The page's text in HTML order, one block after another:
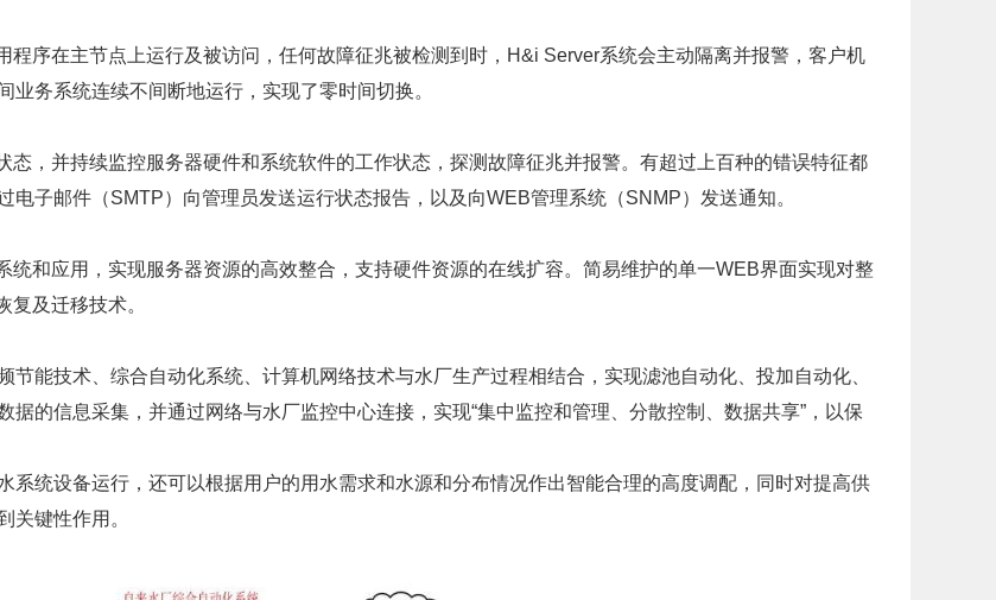
序在主节点上运行及被访问，任何故障征兆被检测到时，H&i Server系统会主动隔离并报警，客户机
务系统连续不间断地运行，实现了零时间切换。
，并持续监控服务器硬件和系统软件的工作状态，探测故障征兆并报警。有超过上百种的错误特征都
子邮件（SMTP）向管理员发送运行状态报告，以及向WEB管理系统（SNMP）发送通知。
和应用，实现服务器资源的高效整合，支持硬件资源的在线扩容。简易维护的单一WEB界面实现对整
及迁移技术。
能技术、综合自动化系统、计算机网络技术与水厂生产过程相结合，实现滤池自动化、投加自动化、
的信息采集，并通过网络与水厂监控中心连接，实现“集中监控和管理、分散控制、数据共享”，以保
系统设备运行，还可以根据用户的用水需求和水源和分布情况作出智能合理的高度调配，同时对提高供
关键性作用。